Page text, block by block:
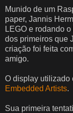
Munido de um
paper, Jannis
LEGO e rodando
dos primeiros que
criação foi feita
amigo.
O display utilizado
Embedded Artists.
Sua primeira